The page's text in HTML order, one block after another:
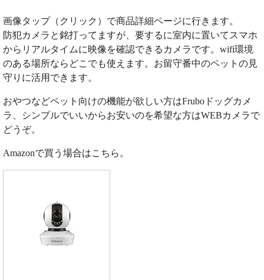
画像タップ（クリック）で商品詳細ページに行きます。
防犯カメラと銘打ってますが、要するに室内に置いてスマホ
からリアルタイムに映像を確認できるカメラです。wifi環境
のある場所ならどこでも使えます。お留守番中のペットの見
守りに活用できます。
おやつなどペット向けの機能が欲しい方はFruboドッグカメ
ラ、シンプルでいいからお安いのを希望な方はWEBカメラで
どうぞ。
Amazonで買う場合はこちら。